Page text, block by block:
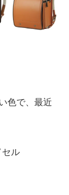
色で、最近